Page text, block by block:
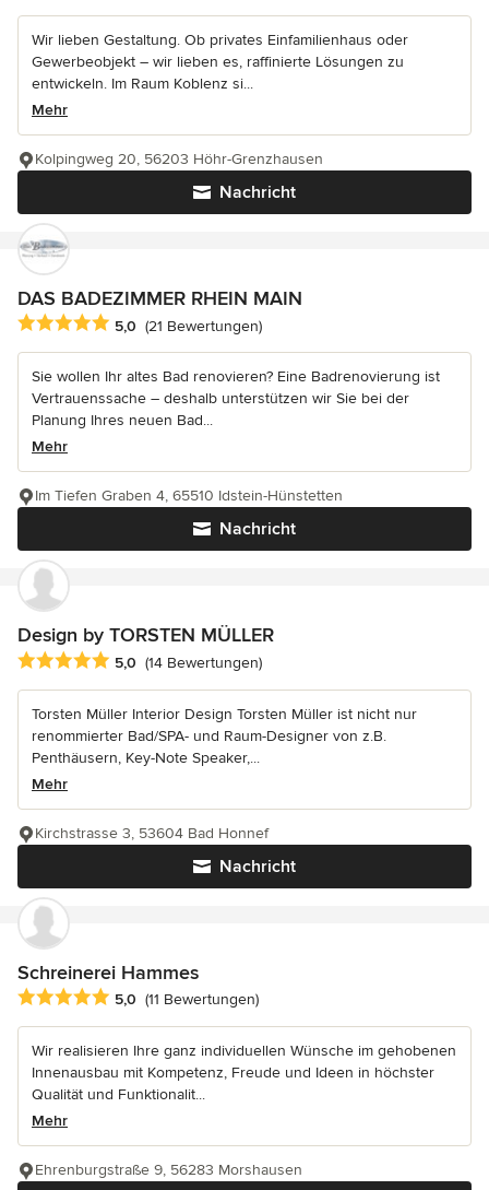
Wir lieben Gestaltung. Ob privates Einfamilienhaus oder
Gewerbeobjekt – wir lieben es, raffinierte Lösungen zu
entwickeln. Im Raum Koblenz si...
Mehr
Nachricht
Kolpingweg 20, 56203 Höhr-Grenzhausen
DAS BADEZIMMER RHEIN MAIN
Durchschnittliche Bewertung: 5 von 5 Sternen
5,0 (21 Bewertungen)
Sie wollen Ihr altes Bad renovieren? Eine Badrenovierung ist
Vertrauenssache – deshalb unterstützen wir Sie bei der
Planung Ihres neuen Bad...
Mehr
Nachricht
Im Tiefen Graben 4, 65510 Idstein-Hünstetten
Design by TORSTEN MÜLLER
Durchschnittliche Bewertung: 5 von 5 Sternen
5,0 (14 Bewertungen)
Torsten Müller Interior Design Torsten Müller ist nicht nur
renommierter Bad/SPA- und Raum-Designer von z.B.
Penthäusern, Key-Note Speaker,...
Mehr
Nachricht
Kirchstrasse 3, 53604 Bad Honnef
Schreinerei Hammes
Durchschnittliche Bewertung: 5 von 5 Sternen
5,0 (11 Bewertungen)
Wir realisieren Ihre ganz individuellen Wünsche im gehobenen
Innenausbau mit Kompetenz, Freude und Ideen in höchster
Qualität und Funktionalit...
Mehr
Ehrenburgstraße 9, 56283 Morshausen